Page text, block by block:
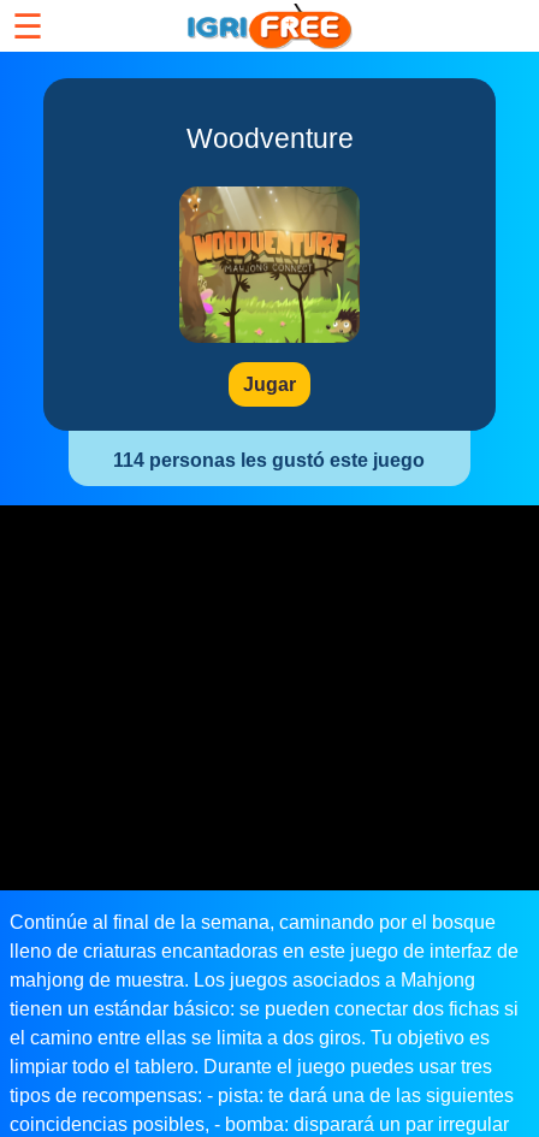
☰
Woodventure
Jugar
114 personas les gustó este juego
Continúe al final de la semana, caminando por el bosque
lleno de criaturas encantadoras en este juego de interfaz de
mahjong de muestra. Los juegos asociados a Mahjong
tienen un estándar básico: se pueden conectar dos fichas si
el camino entre ellas se limita a dos giros. Tu objetivo es
limpiar todo el tablero. Durante el juego puedes usar tres
tipos de recompensas: - pista: te dará una de las siguientes
coincidencias posibles, - bomba: disparará un par irregular